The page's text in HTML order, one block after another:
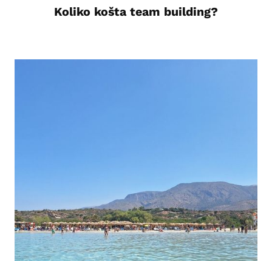
Koliko košta team building?